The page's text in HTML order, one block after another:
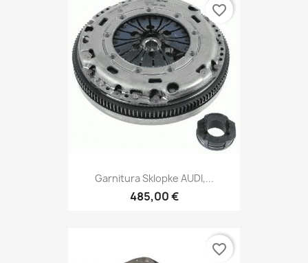
Garnitura Sklopke AUDI,...
485,00 €
favorite_border
favorite_border